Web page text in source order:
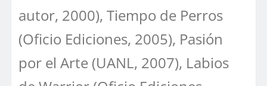
autor, 2000), Tiempo de Perros
(Oficio Ediciones, 2005), Pasión
por el Arte (UANL, 2007), Labios